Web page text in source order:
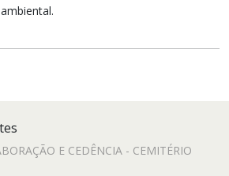
E CEDÊNCIA - CEMITÉRIO